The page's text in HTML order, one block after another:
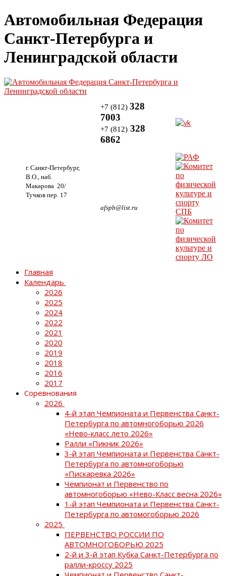
Автомобильная Федерация
Санкт-Петербурга и
Ленинградской области
г. Санкт-Петербург,
В.О., наб.
Макарова 20/
Тучков пер. 17
+7 (812) 328
7003
+7 (812) 328
6862
afspb@list.ru
Главная
Календарь
2026
2025
2024
2022
2021
2020
2019
2018
2016
2017
Соревнования
2026
4-й этап Чемпионата и Первенства Санкт-
Петербурга по автомногоборью 2026
«Нево-класс лето 2026»
Ралли «Пикник 2026»
3-й этап Чемпионата и Первенства Санкт-
Петербурга по автомногоборью
«Пискаревка 2026»
Чемпионат и Первенство по
автомногоборью «Нево-Класс весна 2026»
1-й этап Чемпионата и Первенства Санкт-
Петербурга по автомогоборью 2026
2025
ПЕРВЕНСТВО РОССИИ ПО
АВТОМНОГОБОРЬЮ 2025
2-й и 3-й этап Кубка Санкт-Петербурга по
ралли-кроссу 2025